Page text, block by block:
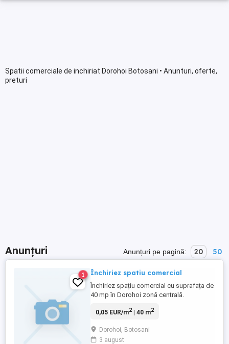
Spatii comerciale de inchiriat Dorohoi Botosani • Anunturi, oferte,
preturi
Anunțuri Anunțuri pe pagină: 20 50
1 Închiriez spatiu comercial
Închiriez spațiu comercial cu suprafața de
40 mp în Dorohoi zonă centrală.
0,05 EUR/m2| 40 m2
Dorohoi, Botosani
3 august